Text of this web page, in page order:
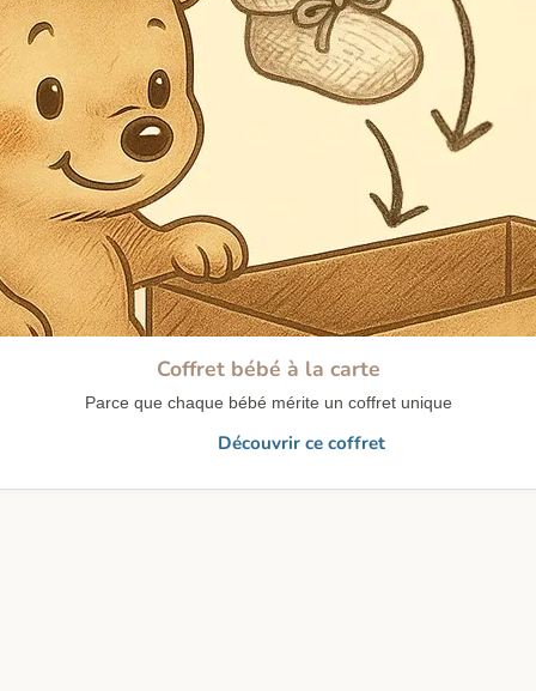
Coffret bébé à la carte
Parce que chaque bébé mérite un coffret unique
Découvrir ce coffret